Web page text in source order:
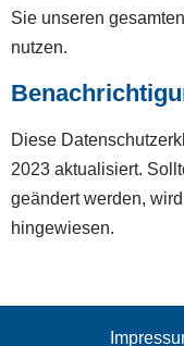
Sie unseren
nutzen.
Diese
2023 aktualisiert.
geändert werden,
hingewiesen.